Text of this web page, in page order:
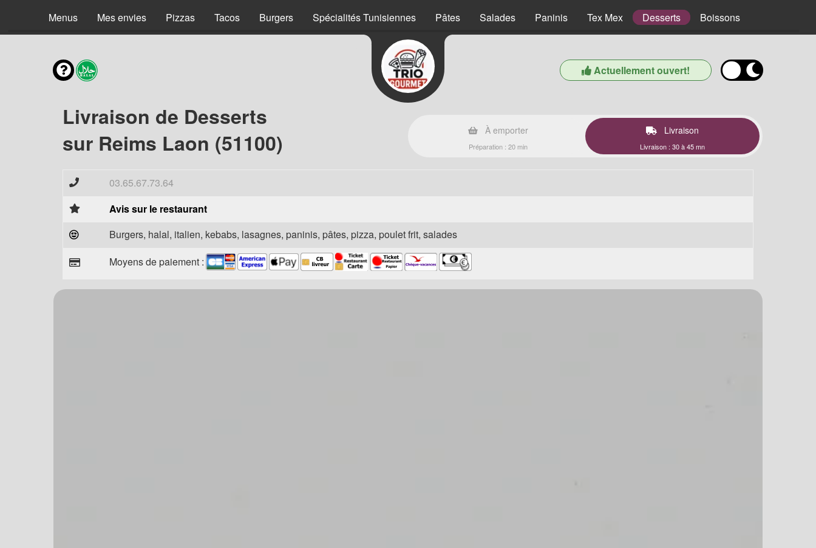
Menus Mes envies Pizzas Tacos Burgers Spécialités Tunisiennes Pâtes Salades Paninis Tex Mex Desserts Boissons
Actuellement ouvert!
Livraison de Desserts
sur Reims Laon (51100)
À emporter
Préparation : 20 min
Livraison
Livraison : 30 à 45 mn
03.65.67.73.64
Avis sur le restaurant
Burgers, halal, italien, kebabs, lasagnes, paninis, pâtes, pizza, poulet frit, salades
Moyens de paiement :